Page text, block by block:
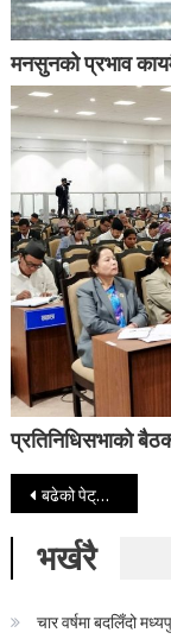
मनसुनको प्रभाव
प्रतिनिधिसभाको
Post
बढेको पेट्रोलियम पदार्थको मूल्य आजदेखि लागू, अब लिटरलाई कति ?
भर्खरै
चार वर्षमा बदलिँदो